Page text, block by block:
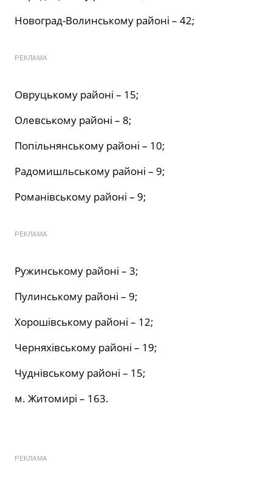
Новоград-Волинському районі – 42;
РЕКЛАМА
Овруцькому районі – 15;
Олевському районі – 8;
Попільнянському районі – 10;
Радомишльському районі – 9;
Романівському районі – 9;
РЕКЛАМА
Ружинському районі – 3;
Пулинському районі – 9;
Хорошівському районі – 12;
Черняхівському районі – 19;
Чуднівському районі – 15;
м. Житомирі – 163.
РЕКЛАМА